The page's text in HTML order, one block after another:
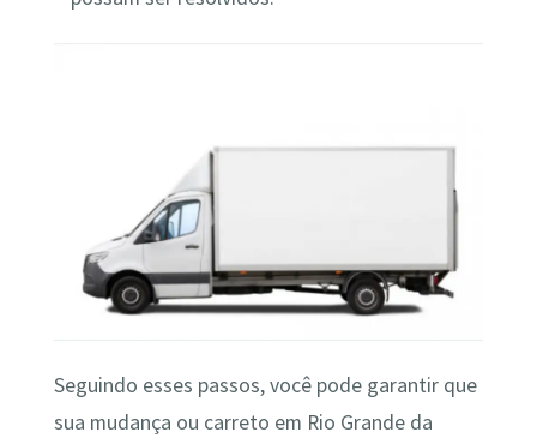
Seguindo esses passos, você pode garantir que
sua mudança ou carreto em Rio Grande da